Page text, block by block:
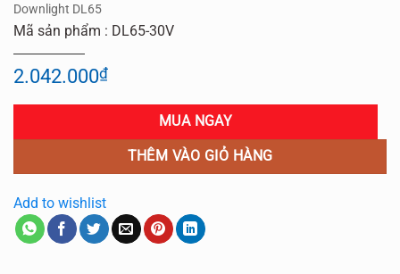
Downlight DL65
Mã sản phẩm : DL65-30V
2.042.000₫
MUA NGAY
THÊM VÀO GIỎ HÀNG
Add to wishlist